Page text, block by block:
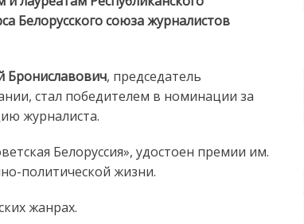
Белорусского союза журналистов
Брониславович, председатель
стал победителем в номинации за
журналиста.
Белоруссия», удостоен премии им.
политической жизни.
жанрах.